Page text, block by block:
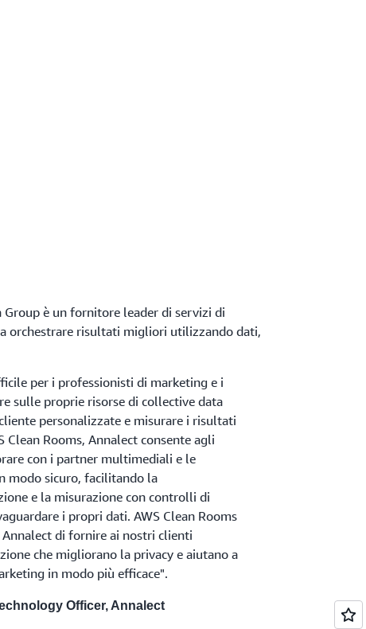
è un fornitore leader di servizi di
orchestrare risultati migliori utilizzando dati,
per i professionisti di marketing e i
sulle proprie risorse di collective data
personalizzate e misurare i risultati
Clean Rooms, Annalect consente agli
con i partner multimediali e le
modo sicuro, facilitando la
e la misurazione con controlli di
i propri dati. AWS Clean Rooms
di fornire ai nostri clienti
che migliorano la privacy e aiutano a
in modo più efficace".
Officer, Annalect